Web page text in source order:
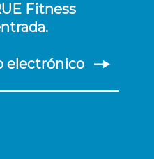
Fitness
electrónico